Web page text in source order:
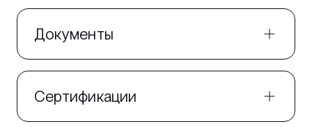
Документы
Сертификации